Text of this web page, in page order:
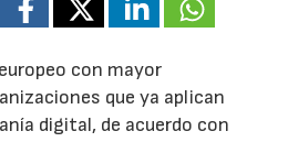
con mayor
que ya aplican
digital, de acuerdo con